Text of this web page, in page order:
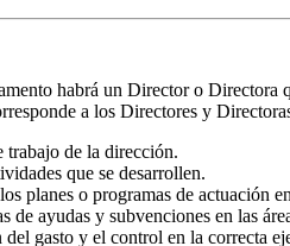
habrá un Director o
a los Directores y
trabajo de la dirección.
que se desarrollen.
planes o programas de actuación
ayudas y subvenciones en las
gasto y el control en la correcta